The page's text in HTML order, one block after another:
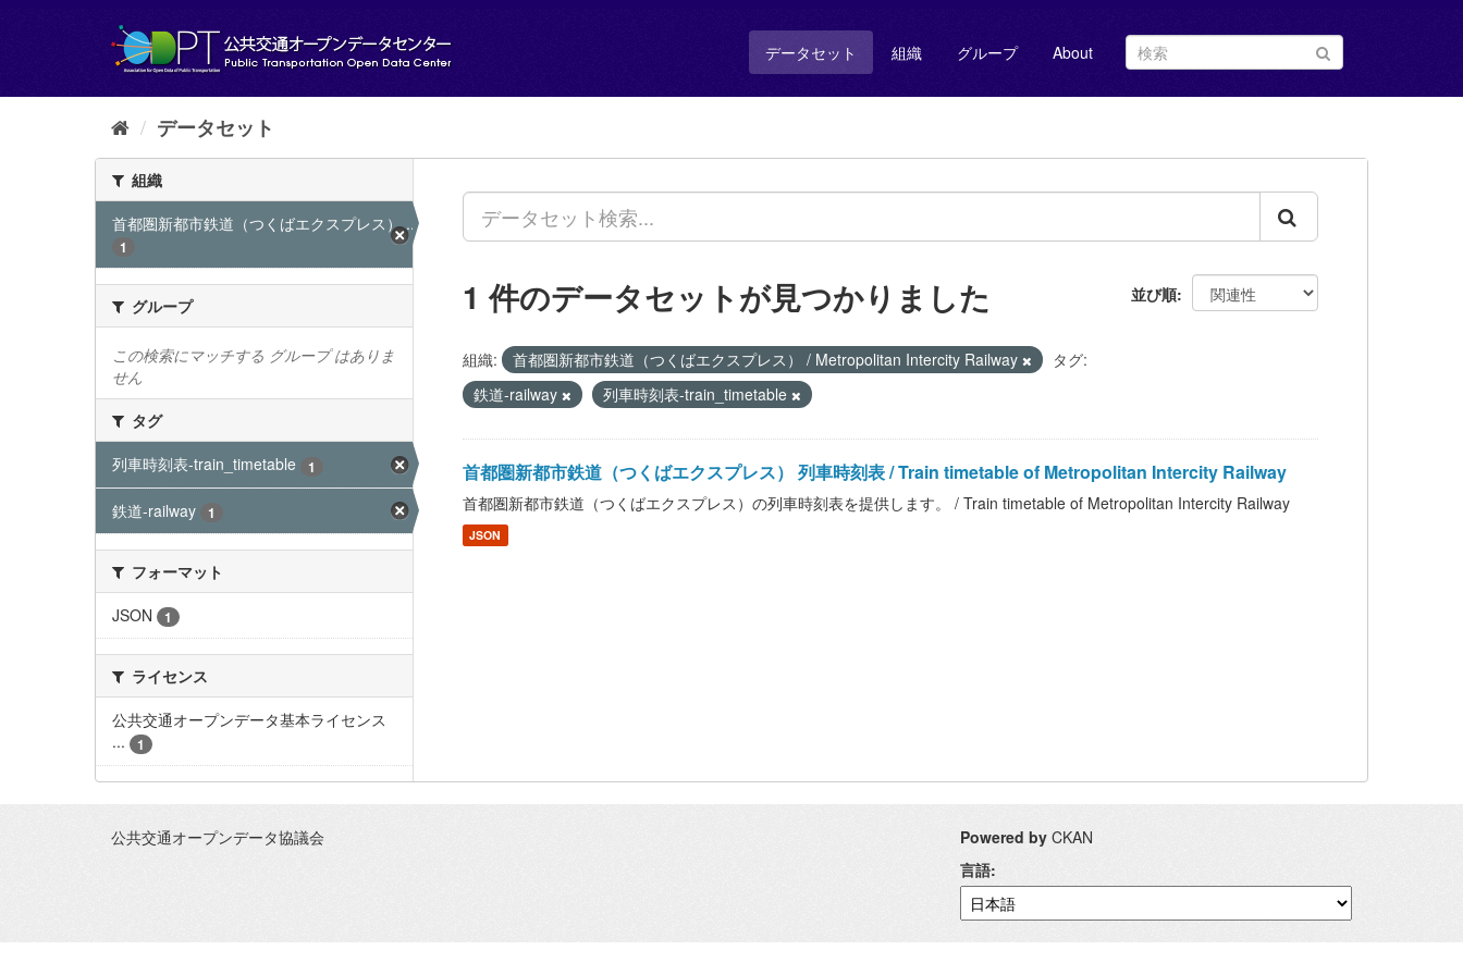
し
データセット 組織 グループ About
データセット
組織
首都圏新都市鉄道（つくばエクスプレス）...
1
グループ
この検索にマッチする グループ はありま
せん
タグ
列車時刻表-train_timetable
1
鉄道-railway 1
フォーマット
JSON
1
ライセンス
公共交通オープンデータ基本ライセンス
...
1
並び順
1 件のデータセットが見つかりました
組織: 首都圏新都市鉄道（つくばエクスプレス） / Metropolitan Intercity Railway
タグ:
鉄道-railway
列車時刻表-train_timetable
首都圏新都市鉄道（つくばエクスプレス） 列車時刻表 / Train timetable of Metropolitan Intercity Railway
首都圏新都市鉄道（つくばエクスプレス）の列車時刻表を提供します。 / Train timetable of Metropolitan Intercity Railway
JSON
公共交通オープンデータ協議会 Powered by CKAN
言語